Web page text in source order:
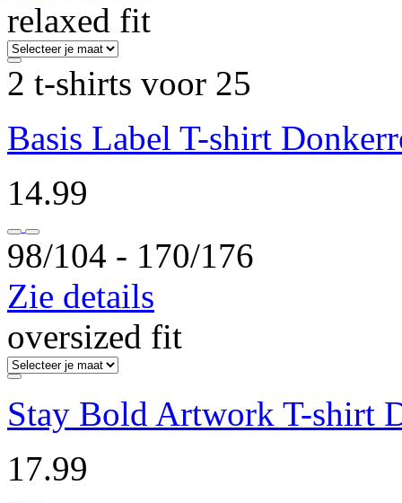
relaxed fit
2 t-shirts voor 25
Basis Label T-shirt
14.99
98/104 ‐ 170/176
Zie details
oversized fit
Stay Bold Artwork T-shirt
17.99